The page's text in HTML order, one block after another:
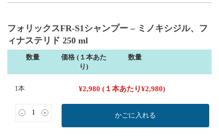
フォリックスFR-S1シャンプー – ミノキシジル、フ
ィナステリド 250 ml
数量
価格 (１本あた
り)
数量
1本 ¥2,980 (１本あたり¥2,980)
- + かごに入れる